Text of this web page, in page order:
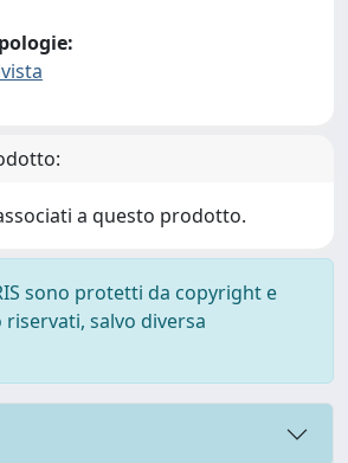
a questo prodotto.
sono protetti da copyright e
salvo diversa